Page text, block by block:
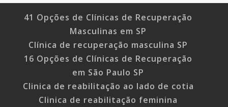
41 Opções de Clínicas de Recuperação
Masculinas em SP
Clínica de recuperação masculina SP
16 Opções de Clínicas de Recuperação
em São Paulo SP
Clinica de reabilitação ao lado de cotia
Clinica de reabilitação feminina